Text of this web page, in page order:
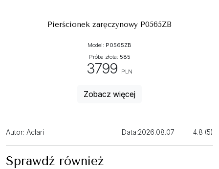
Pierścionek zaręczynowy P0565ZB
Model: P0565ZB
Próba złota: 585
3799 PLN
Zobacz więcej
Autor: Aclari Data:2026.08.07 4.8 (5)
Sprawdź również